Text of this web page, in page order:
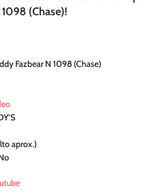
(Chase)!
Fazbear N 1098 (Chase)
aprox.)